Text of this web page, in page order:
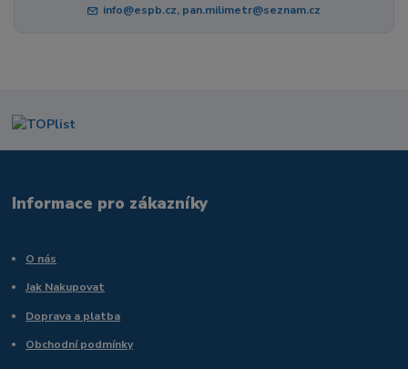
info@espb.cz, pan.milimetr@seznam.cz
Informace pro zákazníky
O nás
Jak Nakupovat
Doprava a platba
Obchodní podmínky